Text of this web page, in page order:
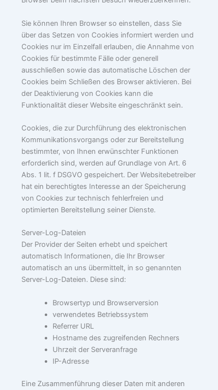
Sie können Ihren Browser so einstellen, dass Sie
über das Setzen von Cookies informiert werden und
Cookies nur im Einzelfall erlauben, die Annahme von
Cookies für bestimmte Fälle oder generell
ausschließen sowie das automatische Löschen der
Cookies beim Schließen des Browser aktivieren. Bei
der Deaktivierung von Cookies kann die
Funktionalität dieser Website eingeschränkt sein.
Cookies, die zur Durchführung des elektronischen
Kommunikationsvorgangs oder zur Bereitstellung
bestimmter, von Ihnen erwünschter Funktionen
erforderlich sind, werden auf Grundlage von Art. 6
Abs. 1 lit. f DSGVO gespeichert. Der Websitebetreiber
hat ein berechtigtes Interesse an der Speicherung
von Cookies zur technisch fehlerfreien und
optimierten Bereitstellung seiner Dienste.
Server-Log-Dateien
Der Provider der Seiten erhebt und speichert
automatisch Informationen, die Ihr Browser
automatisch an uns übermittelt, in so genannten
Server-Log-Dateien. Diese sind:
Browsertyp und Browserversion
verwendetes Betriebssystem
Referrer URL
Hostname des zugreifenden Rechners
Uhrzeit der Serveranfrage
IP-Adresse
Eine Zusammenführung dieser Daten mit anderen